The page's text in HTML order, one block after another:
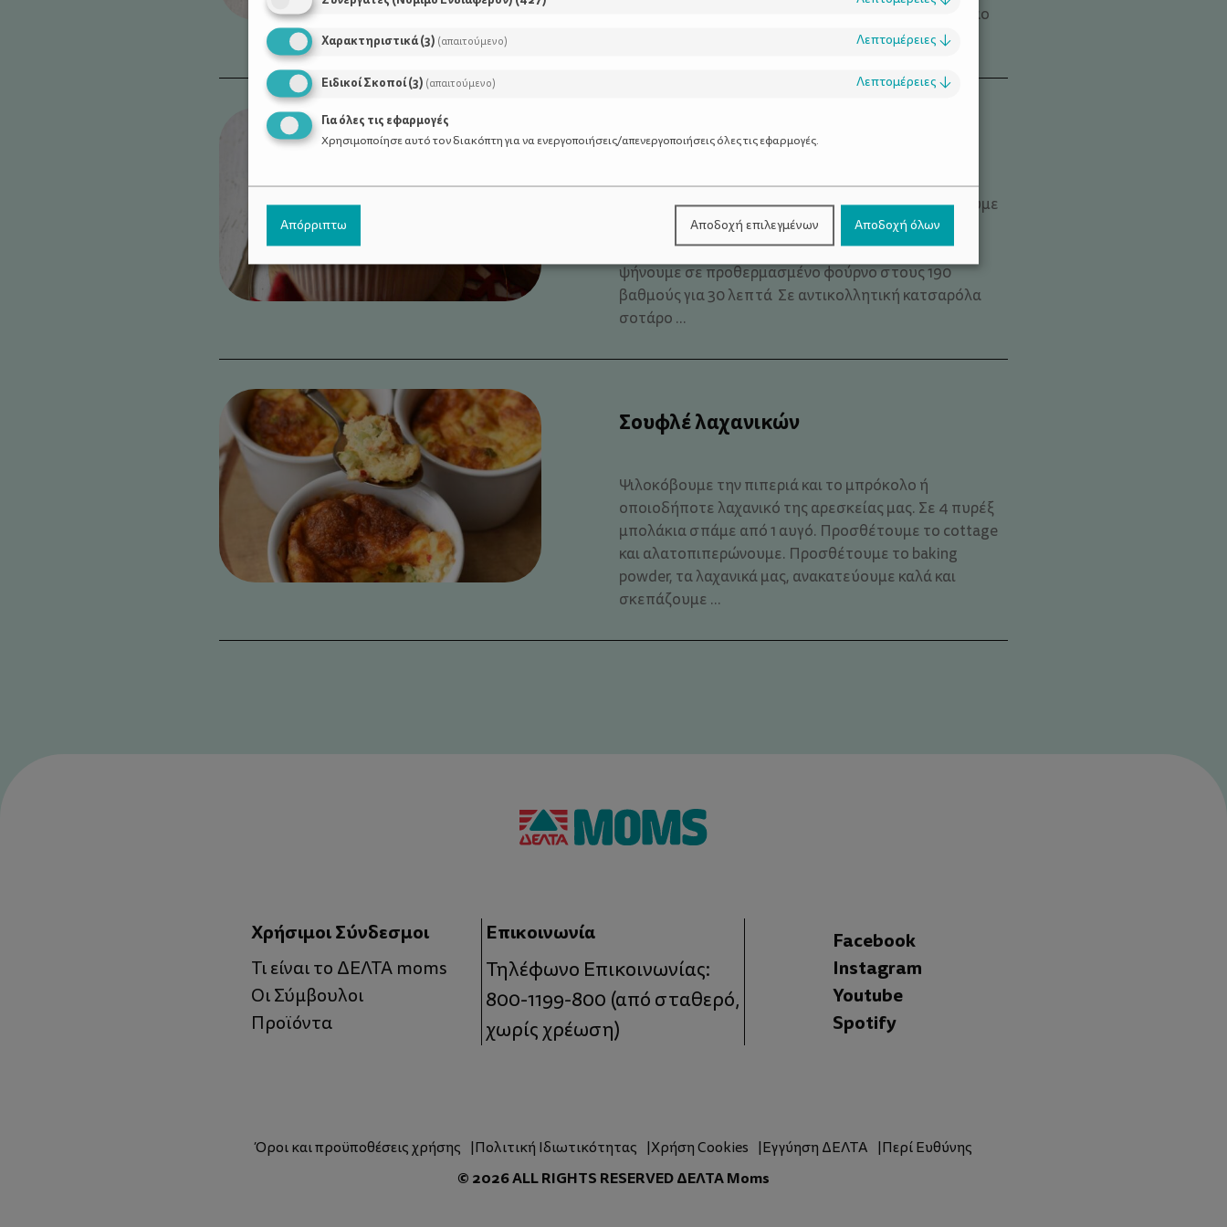
το μισό μείγμα σε άλλο μπολ, προσθέτουμε το κακάο
Σούπα με ψητό κουνουπίδι
Σε ταψί στρωμένο με αντικολλητικό χαρτί απλώνουμε
τα φουντάκια κουνουπιδιού, τη σκελίδα σκόρδου,
ρίχνουμε 2 κ.σ. ελαιόλαδο, θυμάρι, αλάτι, πιπέρι και
ψήνουμε σε προθερμασμένο φούρνο στους 190
βαθμούς για 30 λεπτά Σε αντικολλητική κατσαρόλα
σοτάρο ...
Σουφλέ λαχανικών
Ψιλοκόβουμε την πιπεριά και το μπρόκολο ή
οποιοδήποτε λαχανικό της αρεσκείας μας. Σε 4 πυρέξ
μπολάκια σπάμε από 1 αυγό. Προσθέτουμε το cottage
και αλατοπιπερώνουμε. Προσθέτουμε το baking
powder, τα λαχανικά μας, ανακατεύουμε καλά και
σκεπάζουμε ...
Χρήσιμοι Σύνδεσμοι
Τι είναι το ΔΕΛΤΑ moms
Οι Σύμβουλοι
Προϊόντα
Επικοινωνία
Τηλέφωνο Επικοινωνίας:
800-1199-800 (από σταθερό,
χωρίς χρέωση)
Facebook
Instagram
Youtube
Spotify
Όροι και προϋποθέσεις χρήσης Πολιτική Ιδιωτικότητας Χρήση Cookies Εγγύηση ΔΕΛΤΑ Περί Ευθύνης
© 2026 ALL RIGHTS RESERVED ΔΕΛΤΑ Moms
Χαρακτηριστικά(3) (απαιτούμενο) Λεπτομέρειες ↓
Ειδικοί Σκοποί(3) (απαιτούμενο) Λεπτομέρειες ↓
Για όλες τις εφαρμογές
Χρησιμοποίησε αυτό τον διακόπτη για να ενεργοποιήσεις/απενεργοποιήσεις όλες τις εφαρμογές.
Απόρριπτω Αποδοχή επιλεγμένων Αποδοχή όλων